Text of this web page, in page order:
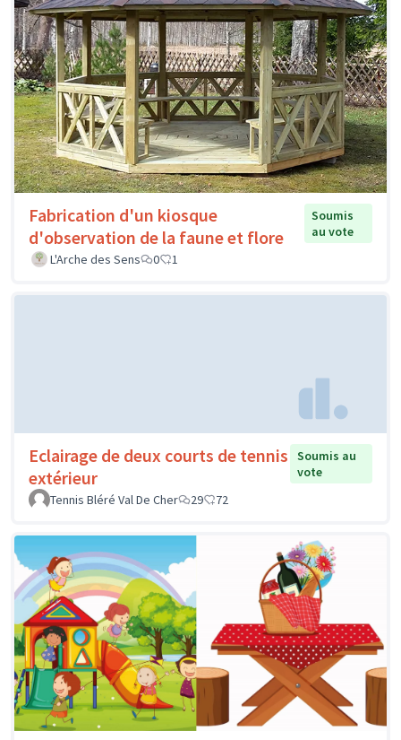
Fabrication d'un kiosque
d'observation de la faune et flore
Soumis
au vote
L'Arche des Sens
0 1
Eclairage de deux courts de tennis
extérieur
Soumis au
vote
Tennis Bléré Val De Cher
29 72